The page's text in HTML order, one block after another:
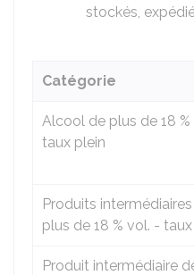
stockés,
Catégorie
Alcool de plus de 18 %
taux plein
Produits
plus de 18 % vol. -
Produit intermédiaire